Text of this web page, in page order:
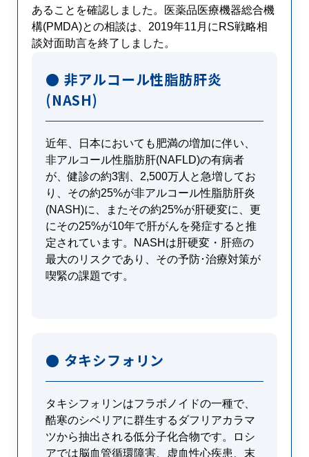
あることを確認しました。医薬品医療機器総合機
構(PMDA)との相談は、2019年11月にRS戦略相
談対面助言を終了しました。
● 非アルコール性脂肪肝炎
(NASH)
近年、日本においても肥満の増加に伴い、
非アルコール性脂肪肝(NAFLD)の有病者
が、健診の約3割、2,500万人と急増してお
り、その約25%が非アルコール性脂肪肝炎
(NASH)に、またその約25%が肝硬変に、更
にその25%が10年で肝がんを発症すると推
定されています。NASHは肝硬変・肝癌の
最大のリスクであり、その予防･治療対策が
喫緊の課題です。
● タキシフォリン
タキシフォリンはフラボノイドの一種で、
酷寒のシベリアに群生するダフリアカラマ
ツから抽出される低分子化合物です。ロシ
アでは脳血管循環障害、虚血性心疾患、末